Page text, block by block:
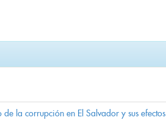
de la corrupción en El Salvador y sus efectos